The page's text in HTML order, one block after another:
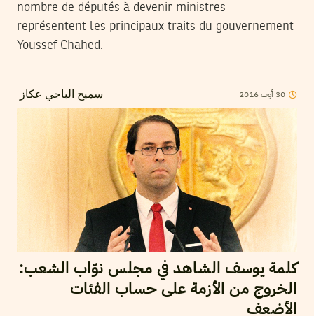
nombre de députés à devenir ministres
représentent les principaux traits du gouvernement
Youssef Chahed.
سميح الباجي عكاز 30 أوت2016
كلمة يوسف الشاهد في مجلس نوّاب الشعب:
الخروج من الأزمة على حساب الفئات
الأضعف